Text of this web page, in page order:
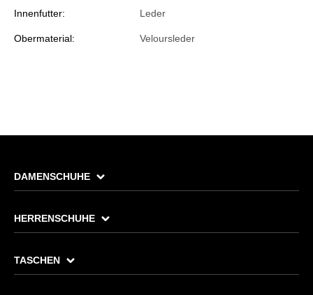
Innenfutter: Leder
Obermaterial: Veloursleder
DAMENSCHUHE
HERRENSCHUHE
TASCHEN